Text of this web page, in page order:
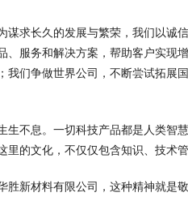
谋求长久的发展与繁荣，我们以诚
、服务和解决方案，帮助客户实现
我们争做世界公司，不断尝试拓展
生不息。一切科技产品都是人类智
里的文化，不仅仅包含知识、技
胜新材料有限公司，这种精神就是